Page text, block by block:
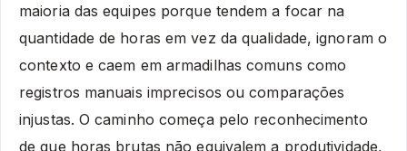
maioria das equipes porque tendem a focar na
quantidade de horas em vez da qualidade, ignoram o
contexto e caem em armadilhas comuns como
registros manuais imprecisos ou comparações
injustas. O caminho começa pelo reconhecimento
de que horas brutas não equivalem a produtividade,